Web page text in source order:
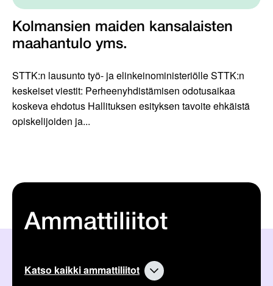
Kolmansien maiden kansalaisten
maahantulo yms.
STTK:n lausunto työ- ja elinkeinoministeriölle STTK:n
keskeiset viestit: Perheenyhdistämisen odotusaikaa
koskeva ehdotus Hallituksen esityksen tavoite ehkäistä
opiskelijoiden ja...
Ammattiliitot
Katso kaikki ammattiliitot